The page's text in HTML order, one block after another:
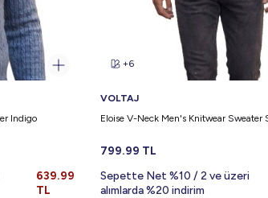
Indigo
639.99
TL
+6
VOLTAJ
Eloise V-Neck Men's Knitwear Sweater
799.99 TL
Sepette Net %10 / 2 ve üzeri
alımlarda %20 indirim